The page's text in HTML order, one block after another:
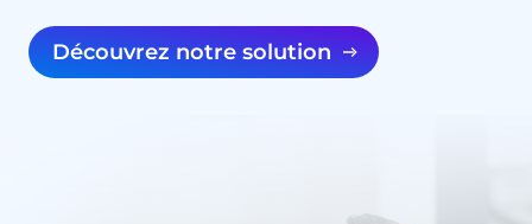
Découvrez notre solution